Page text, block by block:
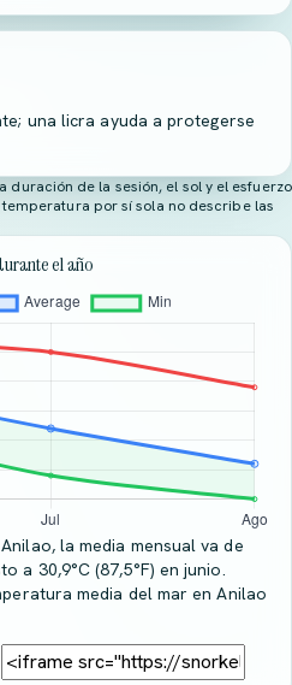
una licra ayuda a protegerse
duración de la sesión, el sol y el esfuerzo
por sí sola no describe las
el año
la media mensual va de
a 30,9°C (87,5°F) en junio.
media del mar en Anilao